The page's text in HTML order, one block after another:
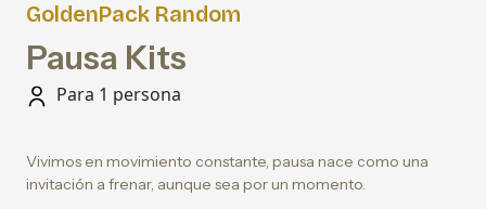
GoldenPack Random
Pausa Kits
Para 1 persona
Vivimos en movimiento constante, pausa nace como una
invitación a frenar, aunque sea por un momento.